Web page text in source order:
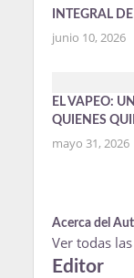
INTEGRAL
junio 10, 2026
EL VAPEO:
QUIENES
mayo 31, 2026
Acerca del
Ver todas
Editor